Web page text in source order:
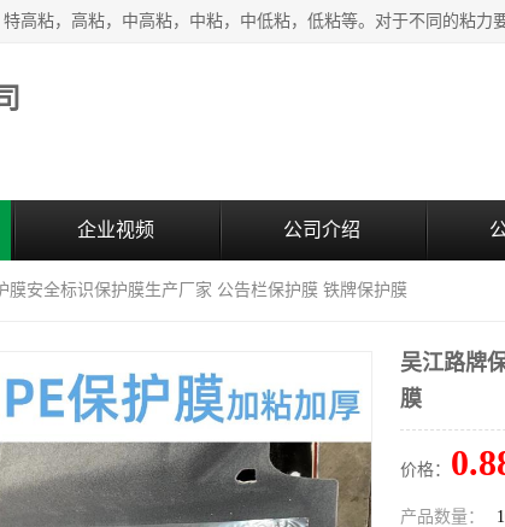
企业视频 公司介绍
膜安全标识保护膜生产厂家 公告栏保护膜 铁牌保护膜
吴江路牌
膜
价格：
产品数量：